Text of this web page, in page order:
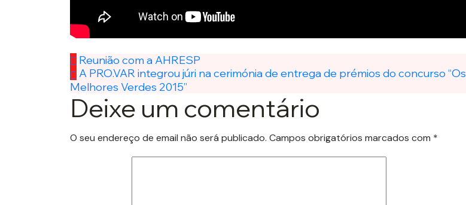
Reunião com a AHRESP
A PRO.VAR integrou júri na cerimónia de entrega de prémios do concurso “Os
Melhores Verdes 2015”
Deixe um comentário
O seu endereço de email não será publicado. Campos obrigatórios marcados com *